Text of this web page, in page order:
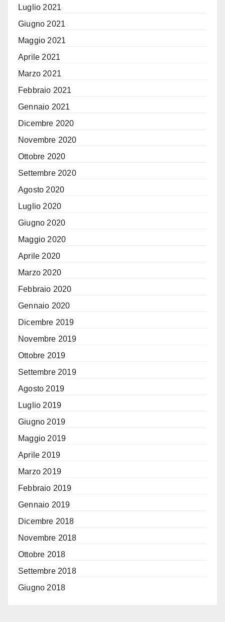
Luglio 2021
Giugno 2021
Maggio 2021
Aprile 2021
Marzo 2021
Febbraio 2021
Gennaio 2021
Dicembre 2020
Novembre 2020
Ottobre 2020
Settembre 2020
Agosto 2020
Luglio 2020
Giugno 2020
Maggio 2020
Aprile 2020
Marzo 2020
Febbraio 2020
Gennaio 2020
Dicembre 2019
Novembre 2019
Ottobre 2019
Settembre 2019
Agosto 2019
Luglio 2019
Giugno 2019
Maggio 2019
Aprile 2019
Marzo 2019
Febbraio 2019
Gennaio 2019
Dicembre 2018
Novembre 2018
Ottobre 2018
Settembre 2018
Giugno 2018